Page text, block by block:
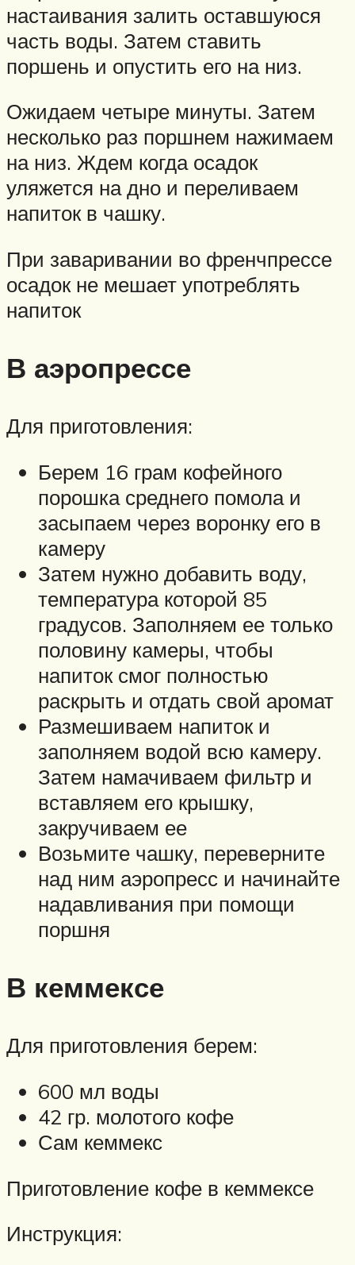
настаивания залить оставшуюся
часть воды. Затем ставить
поршень и опустить его на низ.
Ожидаем четыре минуты. Затем
несколько раз поршнем нажимаем
на низ. Ждем когда осадок
уляжется на дно и переливаем
напиток в чашку.
При заваривании во френчпрессе
осадок не мешает употреблять
напиток
В аэропрессе
Для приготовления:
Берем 16 грам кофейного
порошка среднего помола и
засыпаем через воронку его в
камеру
Затем нужно добавить воду,
температура которой 85
градусов. Заполняем ее только
половину камеры, чтобы
напиток смог полностью
раскрыть и отдать свой аромат
Размешиваем напиток и
заполняем водой всю камеру.
Затем намачиваем фильтр и
вставляем его крышку,
закручиваем ее
Возьмите чашку, переверните
над ним аэропресс и начинайте
надавливания при помощи
поршня
В кеммексе
Для приготовления берем:
600 мл воды
42 гр. молотого кофе
Сам кеммекс
Приготовление кофе в кеммексе
Инструкция: